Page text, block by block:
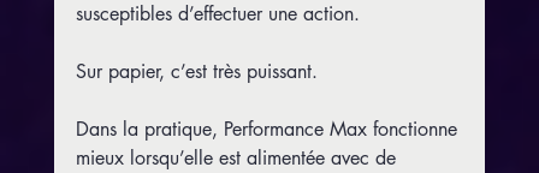
susceptibles d’effectuer une action.
Sur papier, c’est très puissant.
Dans la pratique, Performance Max fonctionne
mieux lorsqu’elle est alimentée avec de